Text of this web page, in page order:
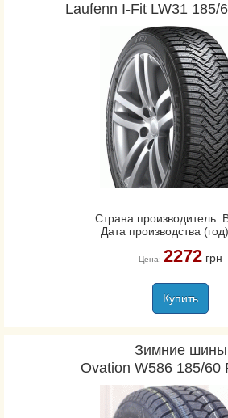
Laufenn I-Fit LW31 185/
Страна производитель:
Дата производства
Цена: 2272грн
Купить
Зимние шины
Ovation W586 185/60